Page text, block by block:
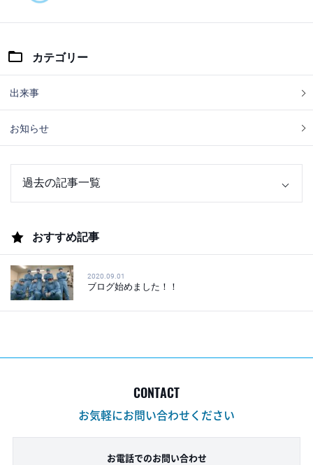
カテゴリー
出来事
お知らせ
おすすめ記事
2020.09.01
ブログ始めました！！
CONTACT
お気軽にお問い合わせください
お電話でのお問い合わせ